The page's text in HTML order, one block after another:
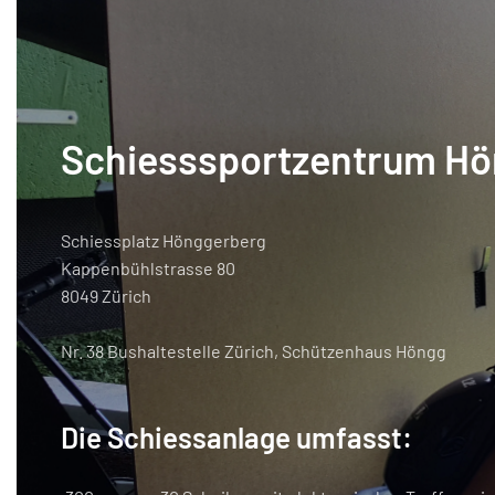
Schiesssportzentrum
Schiessplatz Hönggerberg
Kappenbühlstrasse 80
8049 Zürich
Nr. 38 Bushaltestelle Zürich, Schützenhaus Höngg
Die Schiessanlage umfasst: